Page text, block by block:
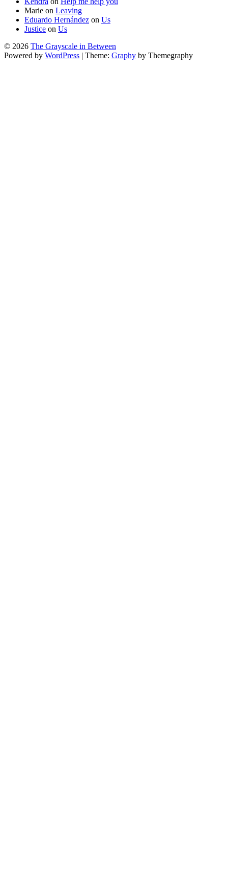
Marie on Leaving
Eduardo Hernández on Us
Justice on Us
© 2026 The Grayscale in Between
Powered by WordPress | Theme: Graphy by Themegraphy